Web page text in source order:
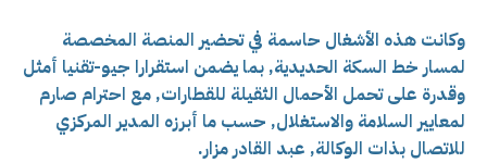
وكانت هذه الأشغال حاسمة في تحضير المنصة المخصصة
لمسار خط السكة الحديدية, بما يضمن استقرارا جيو-تقنيا أمثل
وقدرة على تحمل الأحمال الثقيلة للقطارات, مع احترام صارم
لمعايير السلامة والاستغلال, حسب ما أبرزه المدير المركزي
للاتصال بذات الوكالة, عبد القادر مزار.